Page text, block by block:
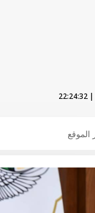
|
22:24:33